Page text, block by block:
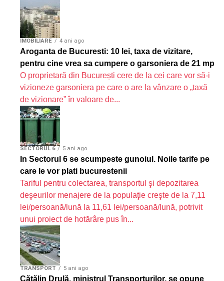
IMOBILIARE 4 ani ago
Aroganta de Bucuresti: 10 lei, taxa de vizitare,
pentru cine vrea sa cumpere o garsoniera de 21 mp
O proprietară din București cere de la cei care vor să-i
vizioneze garsoniera pe care o are la vânzare o „taxă
de vizionare” în valoare de...
SECTORUL 6 5 ani ago
In Sectorul 6 se scumpeste gunoiul. Noile tarife pe
care le vor plati bucurestenii
Tariful pentru colectarea, transportul şi depozitarea
deşeurilor menajere de la populaţie creşte de la 7,11
lei/persoană/lună la 11,61 lei/persoană/lună, potrivit
unui proiect de hotărâre pus în...
TRANSPORT 5 ani ago
Cătălin Drulă, ministrul Transporturilor, se opune